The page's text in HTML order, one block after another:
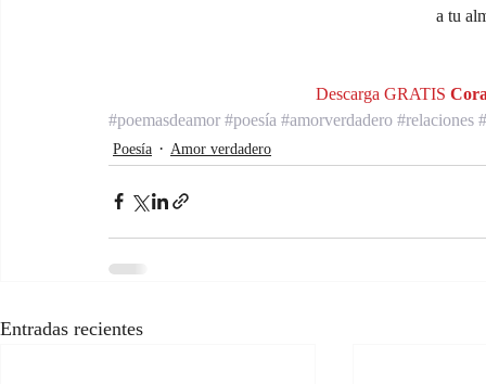
a tu
Descarga GRATIS
#poemasdeamor #poesía #amorverdadero #relaciones
Poesía Amor verdadero
Entradas recientes